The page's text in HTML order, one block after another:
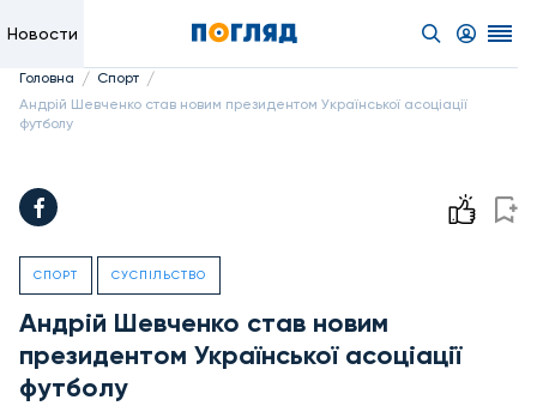
Новости
Головна / Спорт /
Андрій Шевченко став новим президентом Української асоціації
футболу
СПОРТ СУСПІЛЬСТВО
Андрій Шевченко став новим
президентом Української асоціації
футболу